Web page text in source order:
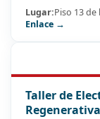
Lugar:Piso 13
Enlace →
Taller de
Regenerativa